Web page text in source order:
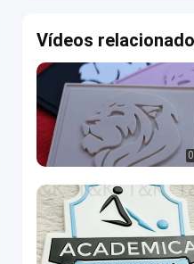
Vídeos